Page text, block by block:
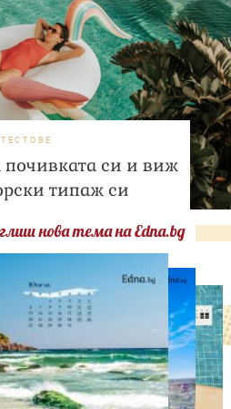
ТЕСТОВЕ
си и виж
типаж си
нова тема на Edna.bg
АСТРОЛОГИЯ
Дневен хороскоп за 7